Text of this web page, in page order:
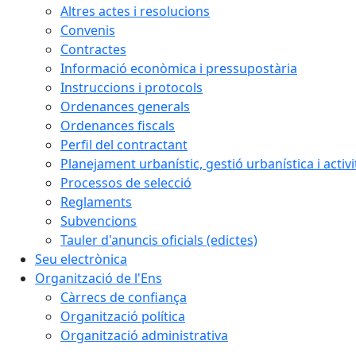
Altres actes i resolucions
Convenis
Contractes
Informació econòmica i pressupostària
Instruccions i protocols
Ordenances generals
Ordenances fiscals
Perfil del contractant
Planejament urbanístic, gestió urbanística i
Processos de selecció
Reglaments
Subvencions
Tauler d'anuncis oficials (edictes)
Seu electrònica
Organització de l'Ens
Càrrecs de confiança
Organització política
Organització administrativa